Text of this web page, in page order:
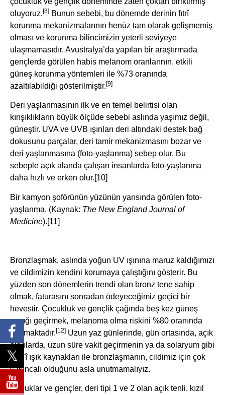
oluyoruz.[8] Bunun sebebi, bu dönemde derinin fıtrî
korunma mekanizmalarının henüz tam olarak gelişmemiş
olması ve korunma bilincimizin yeterli seviyeye
ulaşmamasıdır. Avustralya’da yapılan bir araştırmada
gençlerde görülen habis melanom oranlarının, etkili
güneş korunma yöntemleri ile %73 oranında
azaltılabildiği gösterilmiştir.[9]
Deri yaşlanmasının ilk ve en temel belirtisi olan
kırışıklıkların büyük ölçüde sebebi aslında yaşımız değil,
güneştir. UVA ve UVB ışınları deri altındaki destek bağ
dokusunu parçalar, deri tamir mekanizmasını bozar ve
deri yaşlanmasına (foto-yaşlanma) sebep olur. Bu
sebeple açık alanda çalışan insanlarda foto-yaşlanma
daha hızlı ve erken olur.[10]
Bir kamyon şoförünün yüzünün yarısında görülen foto-
yaşlanma. (Kaynak: The New England Journal of
Medicine).[11]
Bronzlaşmak, aslında yoğun UV ışınına maruz kaldığımızı
ve cildimizin kendini korumaya çalıştığını gösterir. Bu
yüzden son dönemlerin trendi olan bronz tene sahip
olmak, faturasını sonradan ödeyeceğimiz geçici bir
hevestir. Çocukluk ve gençlik çağında beş kez güneş
yanığı geçirmek, melanoma olma riskini %80 oranında
artırmaktadır.[12] Uzun yaz günlerinde, gün ortasında, açık
alanlarda, uzun süre vakit geçirmenin ya da solaryum gibi
sun’î ışık kaynakları ile bronzlaşmanın, cildimiz için çok
sakıncalı olduğunu asla unutmamalıyız.
Çocuklar ve gençler, deri tipi 1 ve 2 olan açık tenli, kızıl